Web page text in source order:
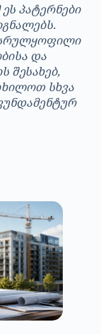
პატერნები
და
შესახებ,
სხვა